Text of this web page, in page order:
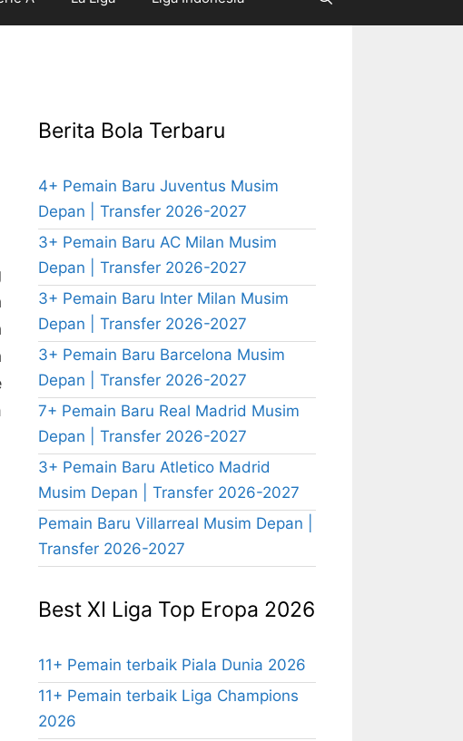
Berita Bola Terbaru
4+ Pemain Baru Juventus Musim
Depan | Transfer 2026-2027
3+ Pemain Baru AC Milan Musim
Depan | Transfer 2026-2027
3+ Pemain Baru Inter Milan Musim
Depan | Transfer 2026-2027
3+ Pemain Baru Barcelona Musim
Depan | Transfer 2026-2027
7+ Pemain Baru Real Madrid Musim
Depan | Transfer 2026-2027
3+ Pemain Baru Atletico Madrid
Musim Depan | Transfer 2026-2027
Pemain Baru Villarreal Musim Depan |
Transfer 2026-2027
Best XI Liga Top Eropa 2026
11+ Pemain terbaik Piala Dunia 2026
11+ Pemain terbaik Liga Champions
2026